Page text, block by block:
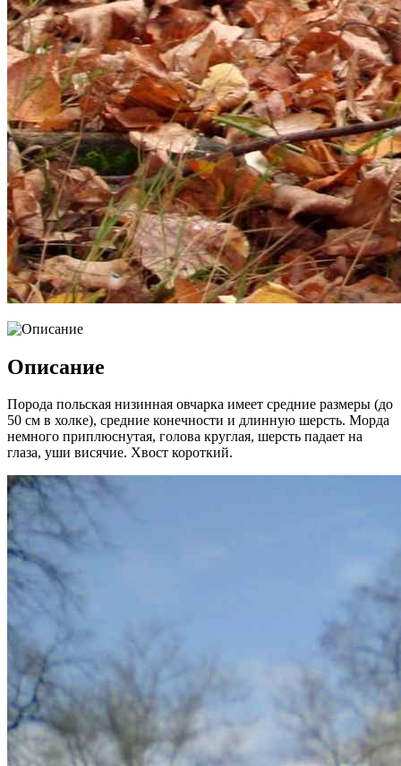
Описание
Порода польская низинная овчарка имеет средние размеры (до
50 см в холке), средние конечности и длинную шерсть. Морда
немного приплюснутая, голова круглая, шерсть падает на
глаза, уши висячие. Хвост короткий.